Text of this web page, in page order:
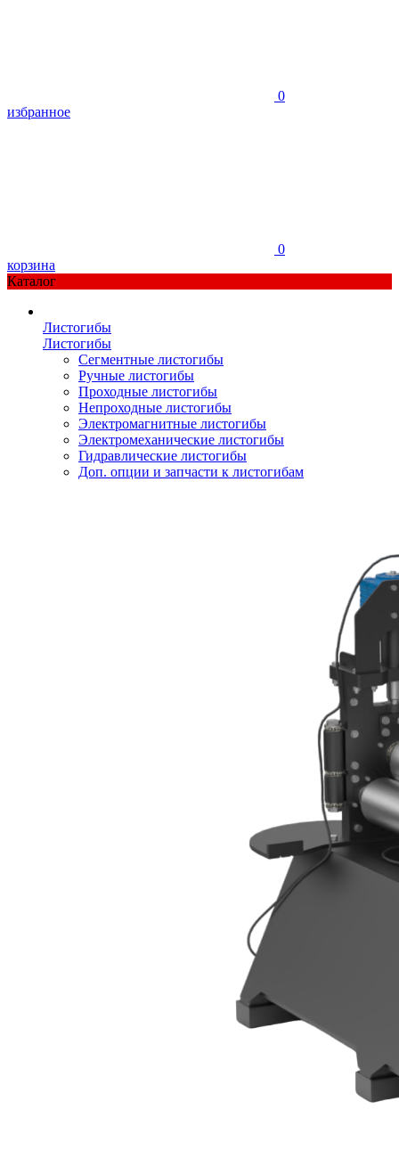
0
избранное
0
корзина
Каталог
Листогибы
Листогибы
Сегментные листогибы
Ручные листогибы
Проходные листогибы
Непроходные листогибы
Электромагнитные листогибы
Электромеханические листогибы
Гидравлические листогибы
Доп. опции и запчасти к листогибам